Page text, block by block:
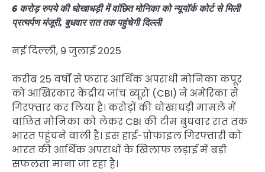
6 करोड़ रुपये की धोखाधड़ी में वांछित मोनिका को न्यूयॉर्क कोर्ट से मिली
प्रत्यर्पण मंजूरी, बुधवार रात तक पहुंचेगी दिल्ली
नई दिल्ली, 9 जुलाई 2025
करीब 25 वर्षों से फरार आर्थिक अपराधी मोनिका कपूर
को आखिरकार केंद्रीय जांच ब्यूरो (CBI) ने अमेरिका से
गिरफ्तार कर लिया है। करोड़ों की धोखाधड़ी मामले में
वांछित मोनिका को लेकर CBI की टीम बुधवार रात तक
भारत पहुंचने वाली है। इस हाई-प्रोफाइल गिरफ्तारी को
भारत की आर्थिक अपराधों के खिलाफ लड़ाई में बड़ी
सफलता माना जा रहा है।